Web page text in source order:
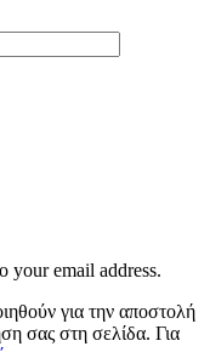
your email address.
για την αποστολή
σας στη σελίδα. Για